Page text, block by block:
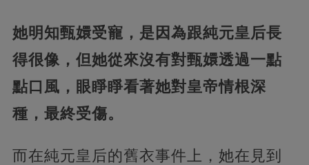
她明知甄嬛受寵，是因為跟純元皇后長
得很像，但她從來沒有對甄嬛透過一點
點口風，眼睜睜看著她對皇帝情根深
種，最終受傷。
而在純元皇后的舊衣事件上，她在見到